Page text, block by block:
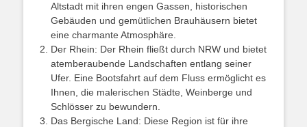
Altstadt mit ihren engen Gassen, historischen
Gebäuden und gemütlichen Brauhäusern bietet
eine charmante Atmosphäre.
Der Rhein: Der Rhein fließt durch NRW und bietet
atemberaubende Landschaften entlang seiner
Ufer. Eine Bootsfahrt auf dem Fluss ermöglicht es
Ihnen, die malerischen Städte, Weinberge und
Schlösser zu bewundern.
Das Bergische Land: Diese Region ist für ihre